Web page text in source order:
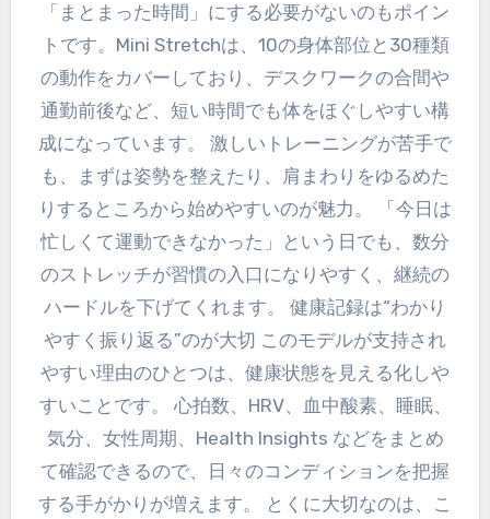
「まとまった時間」にする必要がないのもポイン
トです。Mini Stretchは、10の身体部位と30種類
の動作をカバーしており、デスクワークの合間や
通勤前後など、短い時間でも体をほぐしやすい構
成になっています。 激しいトレーニングが苦手で
も、まずは姿勢を整えたり、肩まわりをゆるめた
りするところから始めやすいのが魅力。 「今日は
忙しくて運動できなかった」という日でも、数分
のストレッチが習慣の入口になりやすく、継続の
ハードルを下げてくれます。 健康記録は“わかり
やすく振り返る”のが大切 このモデルが支持され
やすい理由のひとつは、健康状態を見える化しや
すいことです。 心拍数、HRV、血中酸素、睡眠、
気分、女性周期、Health Insights などをまとめ
て確認できるので、日々のコンディションを把握
する手がかりが増えます。 とくに大切なのは、こ